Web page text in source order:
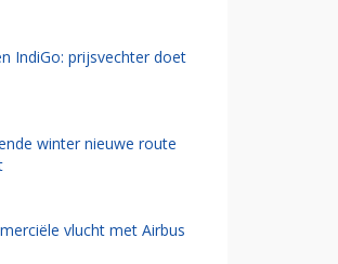
IndiGo: prijsvechter doet
winter nieuwe route
vlucht met Airbus